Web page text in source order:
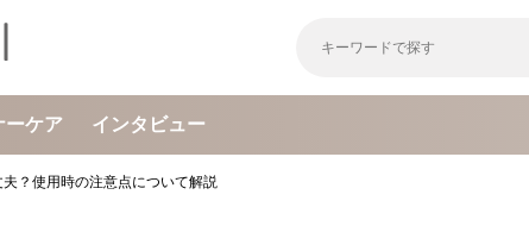
ーケア インタビュー
？使用時の注意点について解説